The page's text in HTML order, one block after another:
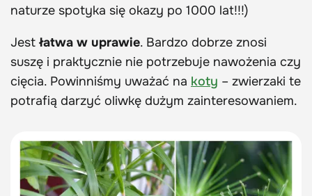
naturze spotyka się okazy po 1000 lat!!!)
Jest łatwa w uprawie. Bardzo dobrze znosi
suszę i praktycznie nie potrzebuje nawożenia czy
cięcia. Powinniśmy uważać na koty – zwierzaki te
potrafią darzyć oliwkę dużym zainteresowaniem.